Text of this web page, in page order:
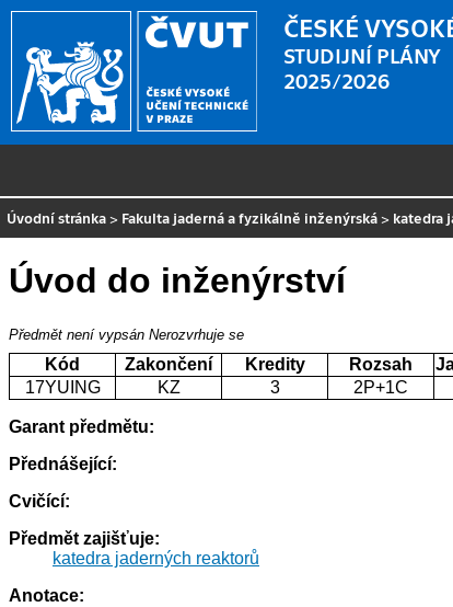
ČESKÉ
STUDIJNÍ PLÁNY
2025/2026
Úvodní stránka > Fakulta jaderná a fyzikálně inženýrská > katedra
Úvod do inženýrství
Předmět není vypsán Nerozvrhuje se
Kód Zakončení Kredity Rozsah
17YUING
KZ 3 2P+1C
Garant předmětu:
Přednášející:
Cvičící:
Předmět zajišťuje:
katedra jaderných reaktorů
Anotace: